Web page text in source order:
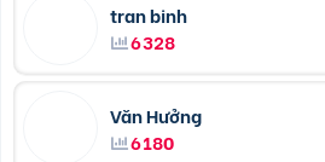
tran binh
6328
Văn Hưởng
6180